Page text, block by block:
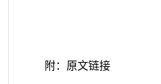
附： 原文链接